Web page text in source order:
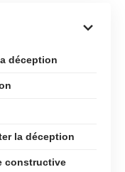
déception
la déception
constructive